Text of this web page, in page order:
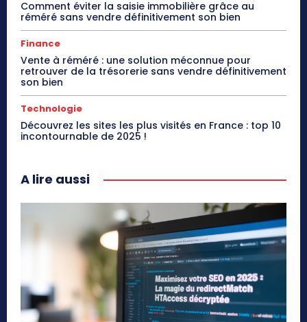
Comment éviter la saisie immobilière grâce au
réméré sans vendre définitivement son bien
Finance
Vente à réméré : une solution méconnue pour
retrouver de la trésorerie sans vendre définitivement
son bien
Technologie
Découvrez les sites les plus visités en France : top 10
incontournable de 2025 !
A lire aussi